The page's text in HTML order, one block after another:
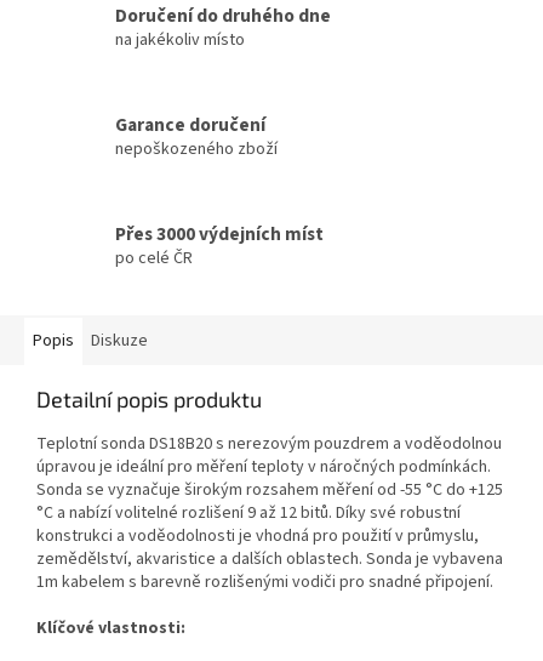
Doručení do druhého dne
na jakékoliv místo
Garance doručení
nepoškozeného zboží
Přes 3000 výdejních míst
po celé ČR
Popis Diskuze
Detailní popis produktu
Teplotní sonda DS18B20 s nerezovým pouzdrem a voděodolnou
úpravou je ideální pro měření teploty v náročných podmínkách.
Sonda se vyznačuje širokým rozsahem měření od -55 °C do +125
°C a nabízí volitelné rozlišení 9 až 12 bitů. Díky své robustní
konstrukci a voděodolnosti je vhodná pro použití v průmyslu,
zemědělství, akvaristice a dalších oblastech. Sonda je vybavena
1m kabelem s barevně rozlišenými vodiči pro snadné připojení.
Klíčové vlastnosti: